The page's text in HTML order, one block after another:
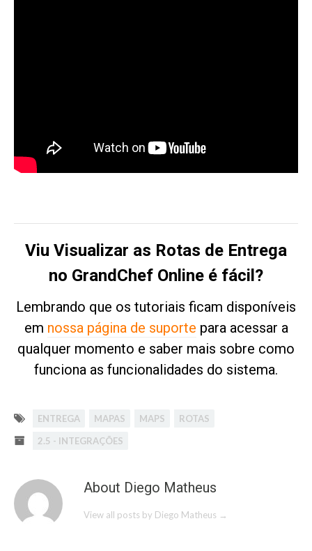
Viu Visualizar as Rotas de Entrega
no GrandChef Online é fácil?
Lembrando que os tutoriais ficam disponíveis
em nossa página de suporte para acessar a
qualquer momento e saber mais sobre como
funciona as funcionalidades do sistema.
ENTREGA MAPAS MAPS
ROTAS
2.5 - INTEGRAÇÕES
About Diego Matheus
View all posts by Diego Matheus →